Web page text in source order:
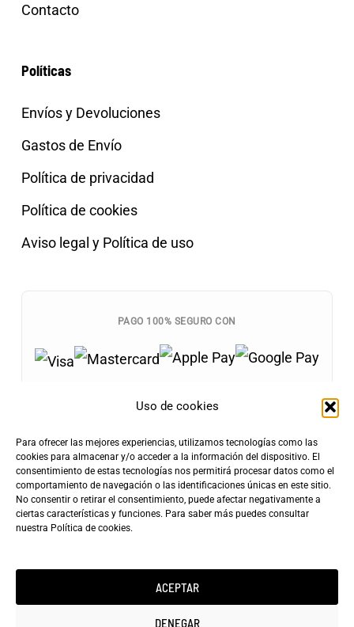
Uso de cookies
Para ofrecer las mejores experiencias, utilizamos tecnologías como las
cookies para almacenar y/o acceder a la información del dispositivo. El
consentimiento de estas tecnologías nos permitirá procesar datos como el
comportamiento de navegación o las identificaciones únicas en este sitio.
No consentir o retirar el consentimiento, puede afectar negativamente a
ciertas características y funciones. Para saber más puedes consultar
nuestra Política de cookies.
ACEPTAR
DENEGAR
Contacto
Políticas
Envíos y Devoluciones
Gastos de Envío
Política de privacidad
Política de cookies
Aviso legal y Política de uso
PAGO 100% SEGURO CON
Tarifa de Envío
4,90€
Entrega Rápida
24-72h
Envíos Gratis
+100€
Copyright ©2025 minicarfilms.com